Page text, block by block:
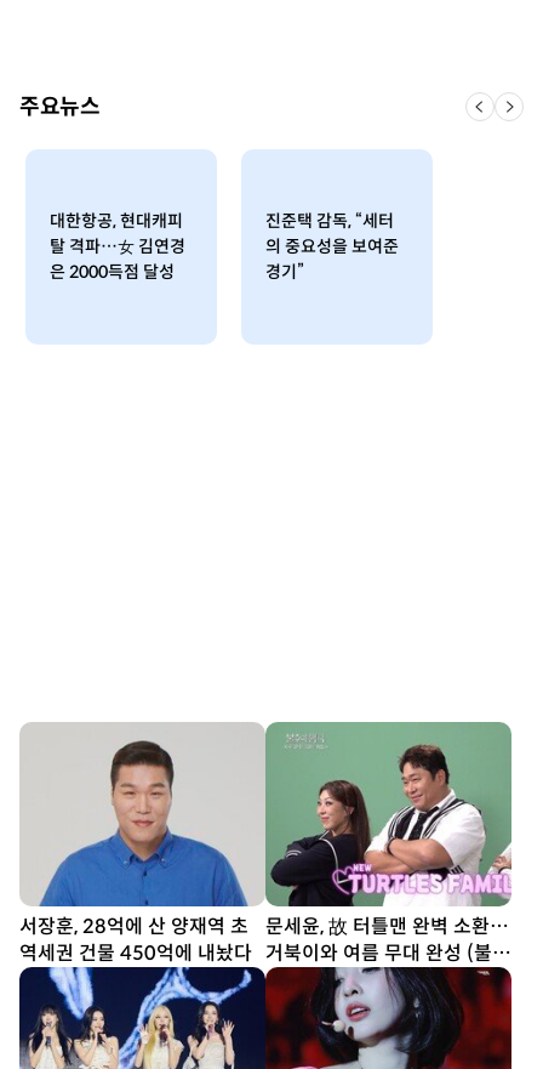
주요뉴스
대한항공, 현대캐피
탈 격파…女 김연경
은 2000득점 달성
진준택 감독, “세터
의 중요성을 보여준
경기”
서장훈, 28억에 산 양재역 초
역세권 건물 450억에 내놨다
문세윤, 故 터틀맨 완벽 소환…
거북이와 여름 무대 완성 (불후
의 명곡)